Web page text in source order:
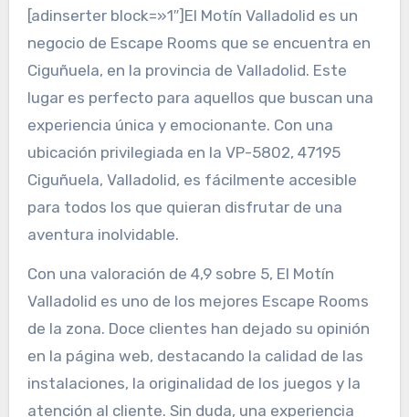
[adinserter block=»1″]El Motín Valladolid es un
negocio de Escape Rooms que se encuentra en
Ciguñuela, en la provincia de Valladolid. Este
lugar es perfecto para aquellos que buscan una
experiencia única y emocionante. Con una
ubicación privilegiada en la VP-5802, 47195
Ciguñuela, Valladolid, es fácilmente accesible
para todos los que quieran disfrutar de una
aventura inolvidable.
Con una valoración de 4,9 sobre 5, El Motín
Valladolid es uno de los mejores Escape Rooms
de la zona. Doce clientes han dejado su opinión
en la página web, destacando la calidad de las
instalaciones, la originalidad de los juegos y la
atención al cliente. Sin duda, una experiencia